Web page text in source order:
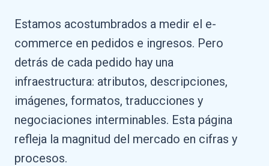
Estamos acostumbrados a medir el e-
commerce en pedidos e ingresos. Pero
detrás de cada pedido hay una
infraestructura: atributos, descripciones,
imágenes, formatos, traducciones y
negociaciones interminables. Esta página
refleja la magnitud del mercado en cifras y
procesos.